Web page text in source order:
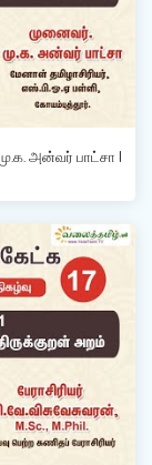
அன்வர் பாட்சா |